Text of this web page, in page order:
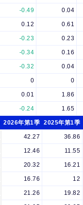
-0.49 0.04
0.12 0.61
-0.23 0.23
-0.34 0.16
-0.32 0.04
0 0
0.01 1.86
-0.24 1.65
2026年第1季 2025年第1季
42.27 36.86
12.46 11.55
20.32 16.21
16.76 12
21.26 19.82